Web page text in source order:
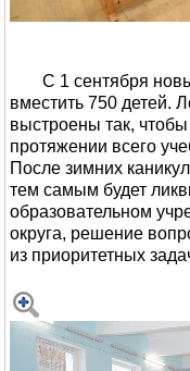
С 1 сентября
вместить 750 детей.
выстроены так,
протяжении всего
После зимних
тем самым будет
образовательном
округа, решение
из приоритетных